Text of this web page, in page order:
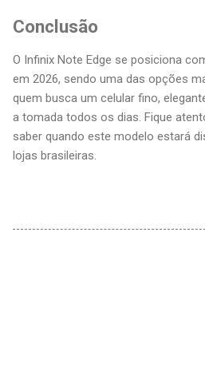
Conclusão
O Infinix Note Edge se posiciona
em 2026, sendo uma das opções
quem busca um celular fino,
a tomada todos os dias. Fique
saber quando este modelo estará
lojas brasileiras.